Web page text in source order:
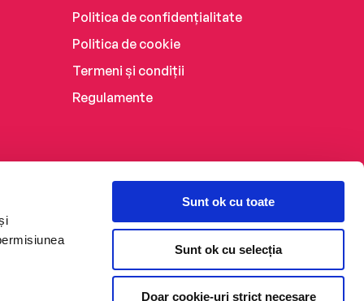
Sunt ok cu toate
Sunt ok cu selecția
Doar cookie-uri strict necesare
Politica de confidențialitate
Politica de cookie
Termeni și condiții
Regulamente